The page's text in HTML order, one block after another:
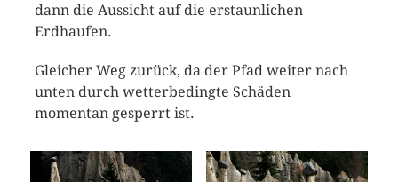
dann die Aussicht auf die erstaunlichen
Erdhaufen.
Gleicher Weg zurück, da der Pfad weiter nach
unten durch wetterbedingte Schäden
momentan gesperrt ist.